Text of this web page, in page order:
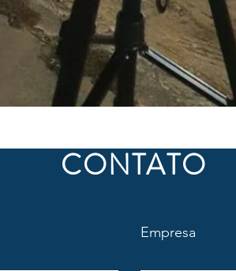
Empresa
CONTATO